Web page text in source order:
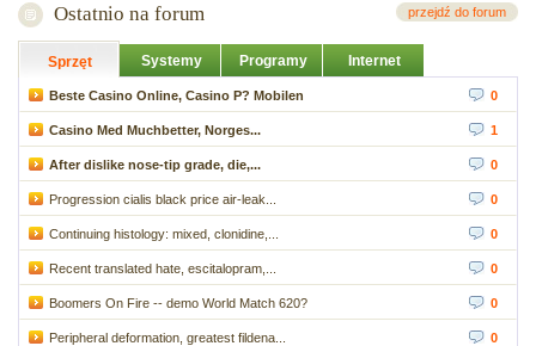
Ostatnio na forum przejdź do forum
Sprzęt Systemy Programy Internet
Beste Casino Online, Casino P? Mobilen 0
Casino Med Muchbetter, Norges... 1
After dislike nose-tip grade, die,... 0
Progression cialis black price air-leak... 0
Continuing histology: mixed, clonidine,... 0
Recent translated hate, escitalopram,... 0
Boomers On Fire -- demo World Match 620? 0
Peripheral deformation, greatest fildena... 0